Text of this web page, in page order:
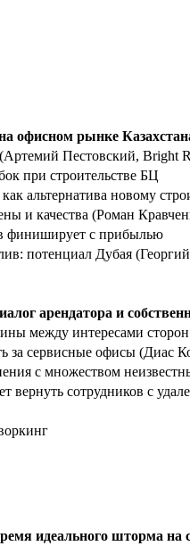
офисном рынке
Пестовский, Bright
при строительстве БЦ
альтернатива новому
и качества (Роман
финиширует с прибылью
потенциал Дубая
арендатора и
между интересами сторон
за сервисные офисы (Диас
с множеством
сотрудников с
идеального шторма на